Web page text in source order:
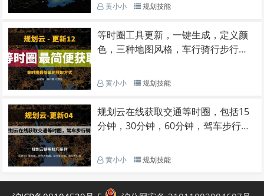
黄小小 规划技能
等时圈工具更新，一键生成，定义颜
色，三种地图风格，车行骑行步行，
黄小小 规划技能
规划云在线获取交通等时圈，包括15
分钟，30分钟，60分钟，驾车步行骑
黄小小 规划技能